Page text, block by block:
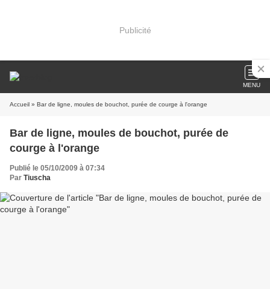
Publicité
MENU
Accueil » Bar de ligne, moules de bouchot, purée de courge à l'orange
Bar de ligne, moules de bouchot, purée de
courge à l'orange
Publié le 05/10/2009 à 07:34
Par Tiuscha